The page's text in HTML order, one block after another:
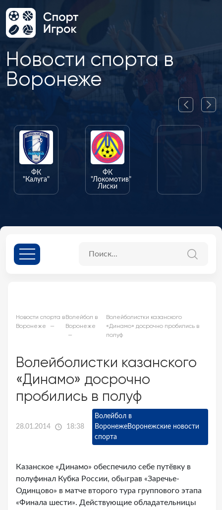
Новости спорта в
Воронеже
ФК
"Калуга"
ФК
"Локомотив"
Лиски
Новости спорта в
Воронеже
Волейбол в
Воронеже
Волейболистки казанского
«Динамо» досрочно пробились в
полуф
Волейболистки казанского
«Динамо» досрочно
пробились в полуф
28.01.2014 18:38
Волейбол в
ВоронежеВоронежские новости
спорта
Казанское «Динамо» обеспечило себе путёвку в
полуфинал Кубка России, обыграв «Заречье-
Одинцово» в матче второго тура группового этапа
«Финала шести». Действующие обладательницы